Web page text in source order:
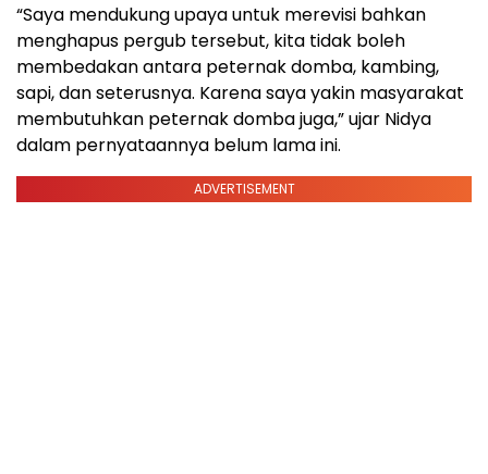
“Saya mendukung upaya untuk merevisi bahkan
menghapus pergub tersebut, kita tidak boleh
membedakan antara peternak domba, kambing,
sapi, dan seterusnya. Karena saya yakin masyarakat
membutuhkan peternak domba juga,” ujar Nidya
dalam pernyataannya belum lama ini.
ADVERTISEMENT